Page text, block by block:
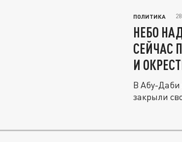
ПОЛИТИКА
НЕБО
СЕЙЧАС
И
В Абу-
закрыли